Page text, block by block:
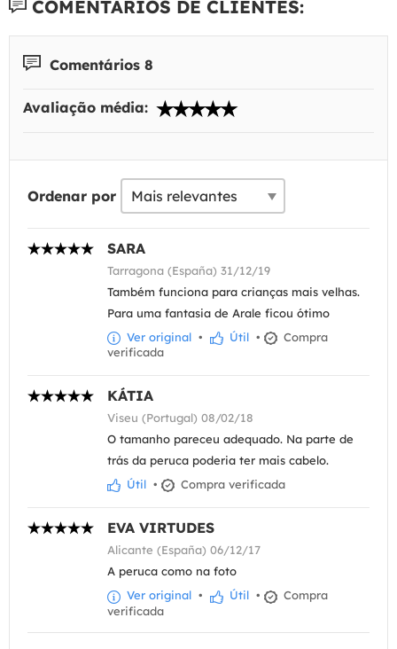
COMENTÁRIOS DE CLIENTES:
Comentários 8
Avaliação média:
Ordenar por
SARA
Tarragona (España) 31/12/19
Também funciona para crianças mais velhas.
Para uma fantasia de Arale ficou ótimo
Ver original • Útil •
Compra
verificada
KÁTIA
Viseu (Portugal) 08/02/18
O tamanho pareceu adequado. Na parte de
trás da peruca poderia ter mais cabelo.
Útil • Compra verificada
EVA VIRTUDES
Alicante (España) 06/12/17
A peruca como na foto
Ver original • Útil •
Compra
verificada